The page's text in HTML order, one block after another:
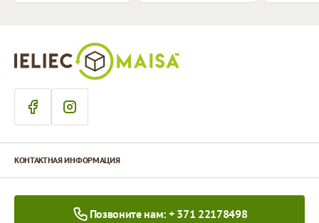
КОНТАКТНАЯ ИНФОРМАЦИЯ
Позвоните нам: + 371 22178498